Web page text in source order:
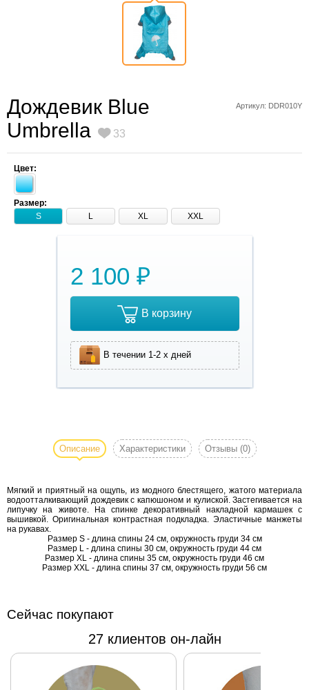
Артикул: DDR010Y
Дождевик Blue
Umbrella
33
Цвет:
Размер:
S
L XL XXL
2 100 ₽
В корзину
В течении 1-2 х дней
блестящего, жатого
водоотталкивающий
дождевик с
капюшоном и
Застегивается на
липучку на животе.
накладной
Оригинальная
Описание Характеристики Отзывы (0)
Мягкий и приятный на ощупь, из модного блестящего, жатого материала
водоотталкивающий дождевик с капюшоном и кулиской. Застегивается на
липучку на животе. На спинке декоративный накладной кармашек с
вышивкой. Оригинальная контрастная подкладка. Эластичные манжеты
на рукавах.
Размер S - длина спины 24 см, окружность груди 34 см
Размер L - длина спины 30 см, окружность груди 44 см
Размер XL - длина спины 35 см, окружность груди 46 см
Размер XXL - длина спины 37 см, окружность груди 56 см
Сейчас покупают
27 клиентов он-лайн